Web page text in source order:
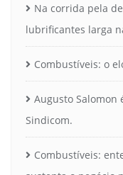
Na corrida pela
lubrificantes larga
Combustíveis: o
Augusto Salomon
Sindicom.
Combustíveis: